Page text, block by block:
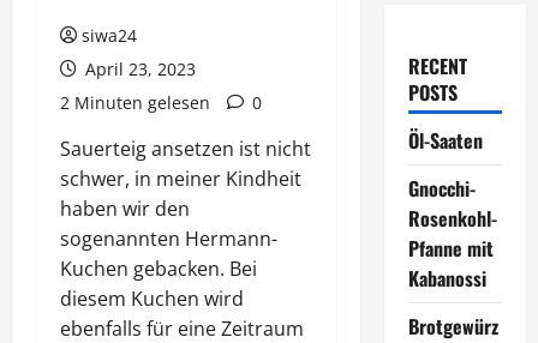
siwa24
April 23, 2023
2 Minuten gelesen
0
Sauerteig ansetzen ist nicht
schwer, in meiner Kindheit
haben wir den
sogenannten Hermann-
Kuchen gebacken. Bei
diesem Kuchen wird
ebenfalls für eine Zeitraum
RECENT
POSTS
Öl-Saaten
Gnocchi-
Rosenkohl-
Pfanne mit
Kabanossi
Brotgewürz